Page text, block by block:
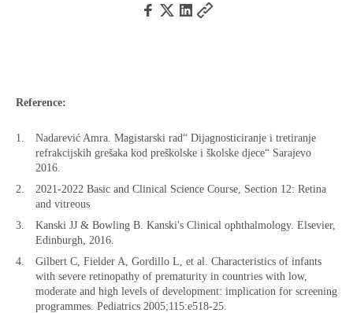
Reference:
Nadarević Amra. Magistarski rad“ Dijagnosticiranje i tretiranje
refrakcijskih grešaka kod preškolske i školske djece“ Sarajevo
2016.
2021-2022 Basic and Clinical Science Course, Section 12: Retina
and vitreous
Kanski JJ & Bowling B. Kanski's Clinical ophthalmology. Elsevier,
Edinburgh, 2016.
Gilbert C, Fielder A, Gordillo L, et al. Characteristics of infants
with severe retinopathy of prematurity in countries with low,
moderate and high levels of development: implication for screening
programmes. Pediatrics 2005;115:e518-25.